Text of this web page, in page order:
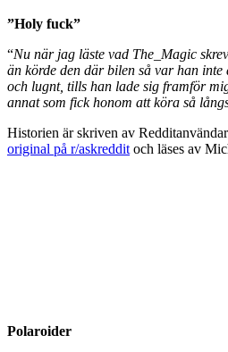
”Holy fuck”
“Nu när jag läste vad The_Magic
än körde den där bilen så var han
och lugnt, tills han lade sig framför
annat som fick honom att köra så
Historien är skriven av
original på r/askreddit och läses av
Polaroider